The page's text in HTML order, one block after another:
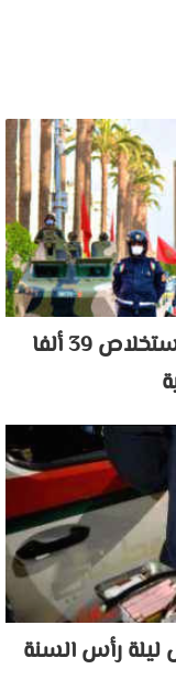
تسجيل 48 ألفا و238 مخالفة واستخلاص 39 ألفا